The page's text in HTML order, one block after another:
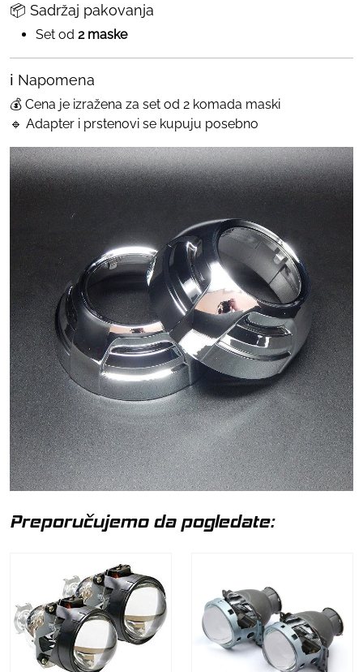
📦 Sadržaj pakovanja
Set od 2 maske
ℹ️ Napomena
💰 Cena je izražena za set od 2 komada maski
🔹 Adapter i prstenovi se kupuju posebno
Preporučujemo da pogledate: